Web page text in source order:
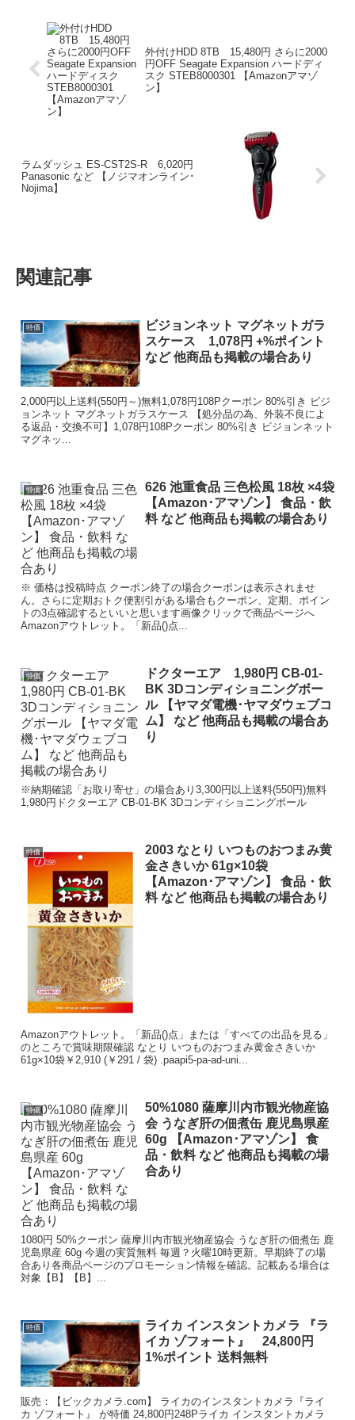
外付けHDD 8TB 15,480円 さらに2000
円OFF Seagate Expansion ハードディ
スク STEB8000301 【Amazonアマゾ
ン】
ラムダッシュ ES-CST2S-R 6,020円
Panasonic など 【ノジマオンライン･
Nojima】
関連記事
特価
ビジョンネット マグネットガラ
スケース 1,078円 +%ポイント
など 他商品も掲載の場合あり
2,000円以上送料(550円～)無料1,078円108Pクーポン 80%引き ビジ
ョンネット マグネットガラスケース 【処分品の為、外装不良によ
る返品・交換不可】1,078円108Pクーポン 80%引き ビジョンネット
マグネッ...
特価
626 池重食品 三色松風 18枚 ×4袋
【Amazon･アマゾン】 食品・飲
料 など 他商品も掲載の場合あり
※ 価格は投稿時点 クーポン終了の場合クーポンは表示されませ
ん。さらに定期おトク便割引がある場合もクーポン、定期、ポイン
トの3点確認するといいと思います画像クリックで商品ページへ
Amazonアウトレット。「新品()点...
特価
ドクターエア 1,980円 CB-01-
BK 3Dコンディショニングボー
ル 【ヤマダ電機･ヤマダウェブコ
ム】 など 他商品も掲載の場合あ
り
※納期確認「お取り寄せ」の場合あり3,300円以上送料(550円)無料
1,980円ドクターエア CB-01-BK 3Dコンディショニングボール
特価
2003 なとり いつものおつまみ黄
金さきいか 61g×10袋
【Amazon･アマゾン】 食品・飲
料 など 他商品も掲載の場合あり
Amazonアウトレット。「新品()点」または「すべての出品を見る」
のところで賞味期限確認 なとり いつものおつまみ黄金さきいか
61g×10袋￥2,910 (￥291 / 袋) .paapi5-pa-ad-uni...
特価
50%1080 薩摩川内市観光物産協
会 うなぎ肝の佃煮缶 鹿児島県産
60g 【Amazon･アマゾン】 食
品・飲料 など 他商品も掲載の場
合あり
1080円 50%クーポン 薩摩川内市観光物産協会 うなぎ肝の佃煮缶 鹿
児島県産 60g 今週の実質無料 毎週？火曜10時更新。早期終了の場
合あり各商品ページのプロモーション情報を確認。記載ある場合は
対象【B】【B】...
特価
ライカ インスタントカメラ 『ラ
イカ ゾフォート』 24,800円
1%ポイント 送料無料
販売：【ビックカメラ.com】 ライカのインスタントカメラ『ライ
カ ゾフォート』 が特価 24,800円248Pライカ インスタントカメラ